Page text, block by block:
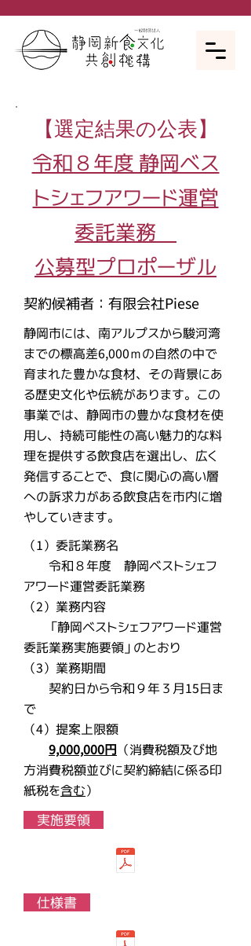
​【選定結果の公表】
令和８年度 静岡ベス
トシェフアワード運営
委託業務
公募型プロポーザル
​契約候補者：有限会社Piese
静岡市には、南アルプスから駿河湾
までの標高差6,000ｍの自然の中で
育まれた豊かな食材、その背景にあ
る歴史文化や伝統があります。この
事業では、静岡市の豊かな食材を使
用し、持続可能性の高い魅力的な料
理を提供する飲食店を選出し、広く
発信することで、食に関心の高い層
への訴求力がある飲食店を市内に増
やしていきます。
（1）委託業務名
令和８年度 静岡ベストシェフ
アワード運営委託業務
（2）業務内容
「静岡ベストシェフアワード運営
委託業務実施要領」のとおり
（3）業務期間
契約日から令和９年３月15日ま
で
（4）提案上限額
9,000,000円 ​（消費税額及び地
方消費税額並びに契約締結に係る印
紙税を含む）
実施要領
仕様書